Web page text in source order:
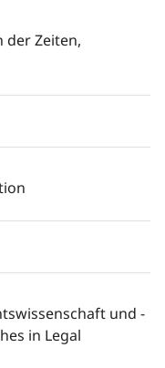
der Zeiten,
und -
in Legal